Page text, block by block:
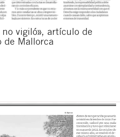
vigiló», artículo de
de Mallorca